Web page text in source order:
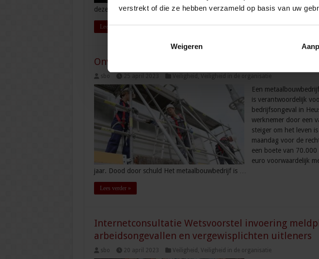
verstrekt of die ze hebben verzameld op basis van uw
Weigeren
deze factoren vertelt je hoe jouw organisatie functioneert. Een …
Lees verder »
Onveilig werken in de bouw; schering en inslag
sbo 25 april 2023 Veiligheid , Veiligheid in de organisatie
Een
is verantwoordelijk
bedrijfsongeval in
werknemer door een
steiger om het leven
maandag voor de
een boete van
euro voorwaardelijk
jaar. Dood door schuld Het metaalbouwbedrijf is …
Lees verder »
Internetconsultatie Wetsvoorstel invoering
arbeidsongevallen en vergewisplichten uitleners
sbo 20 april 2023 Veiligheid , Veiligheid in de organisatie